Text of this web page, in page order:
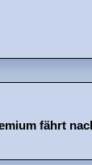
fährt